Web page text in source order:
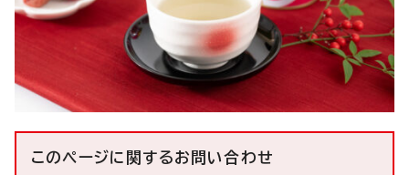
このページに関するお問い合わせ